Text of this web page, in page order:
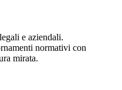
e aziendali.
normativi con
mirata.